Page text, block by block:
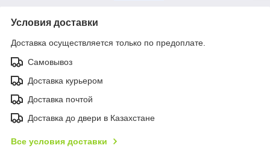
Условия доставки
Доставка осуществляется только по предоплате.
Самовывоз
Доставка курьером
Доставка почтой
Доставка до двери в Казахстане
Все условия доставки